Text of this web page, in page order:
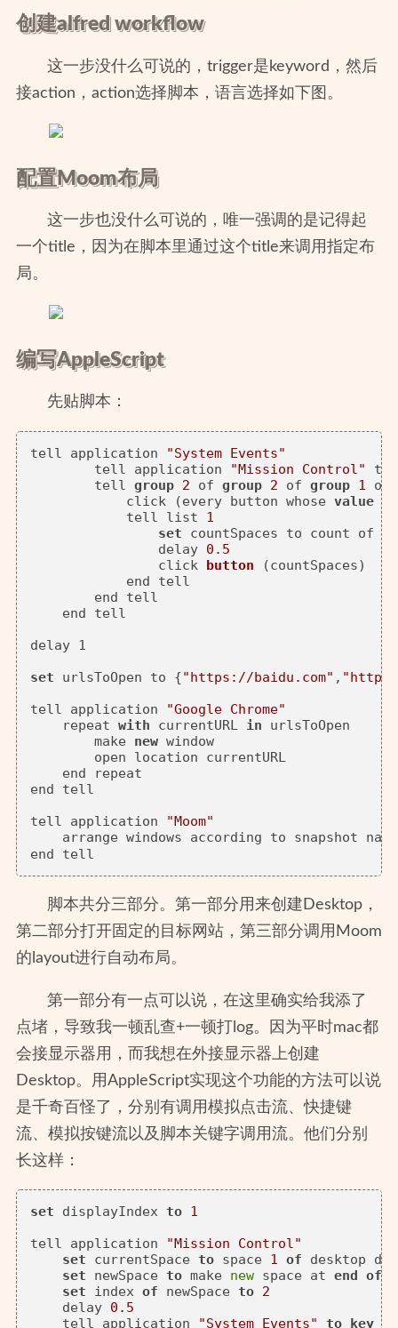
创建alfred workflow
这一步没什么可说的，trigger是keyword，然后
接action，action选择脚本，语言选择如下图。
配置Moom布局
这一步也没什么可说的，唯一强调的是记得起
一个title，因为在脚本里通过这个title来调用指定布
局。
编写AppleScript
先贴脚本：
tell application
"System Events"
        tell application
"Mission Control"
to
        tell
group 2 of group 2 of group 1 of
            click (every button whose
value of
            tell list
1
set countSpaces to count of
                delay
0.5
click button (countSpaces)
            end tell
        end tell
    end tell
delay 1
set urlsToOpen to {"https://baidu.com" ,
tell application
"Google Chrome"
    repeat
with currentURL in urlsToOpen
        make
new window
        open location currentURL
    end repeat
end tell
tell application
"Moom"
arrange windows according to snapshot
脚本共分三部分。第一部分用来创建Desktop，
第二部分打开固定的目标网站，第三部分调用Moom
的layout进行自动布局。
第一部分有一点可以说，在这里确实给我添了
点堵，导致我一顿乱查+一顿打log。因为平时mac都
会接显示器用，而我想在外接显示器上创建
Desktop。用AppleScript实现这个功能的方法可以说
是千奇百怪了，分别有调用模拟点击流、快捷键
流、模拟按键流以及脚本关键字调用流。他们分别
长这样：
set displayIndex to 1
tell application
"Mission Control"
set currentSpace to space 1 of desktop
set newSpace to make new space at end of
set index of newSpace to 2
    delay
0.5
    tell application
"System Events" to key